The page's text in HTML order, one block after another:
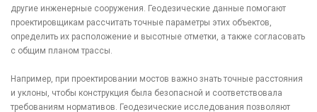
другие инженерные сооружения. Геодезические данные помогают
проектировщикам рассчитать точные параметры этих объектов,
определить их расположение и высотные отметки, а также согласовать
с общим планом трассы.
Например, при проектировании мостов важно знать точные расстояния
и уклоны, чтобы конструкция была безопасной и соответствовала
требованиям нормативов. Геодезические исследования позволяют